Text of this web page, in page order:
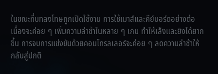
ในขณะที่บทลงโทษถูกเปิดใช้งาน การใช้เมาส์และคีย์บอร์ดอย่างต่อ
เนื่องจะค่อย ๆ เพิ่มความล่าช้าในหลาย ๆ เกม ทำให้เล็งและยิงได้ยาก
ขึ้น การจบการแข่งขันด้วยคอนโทรลเลอร์จะค่อย ๆ ลดความล่าช้าให้
กลับสู่ปกติ